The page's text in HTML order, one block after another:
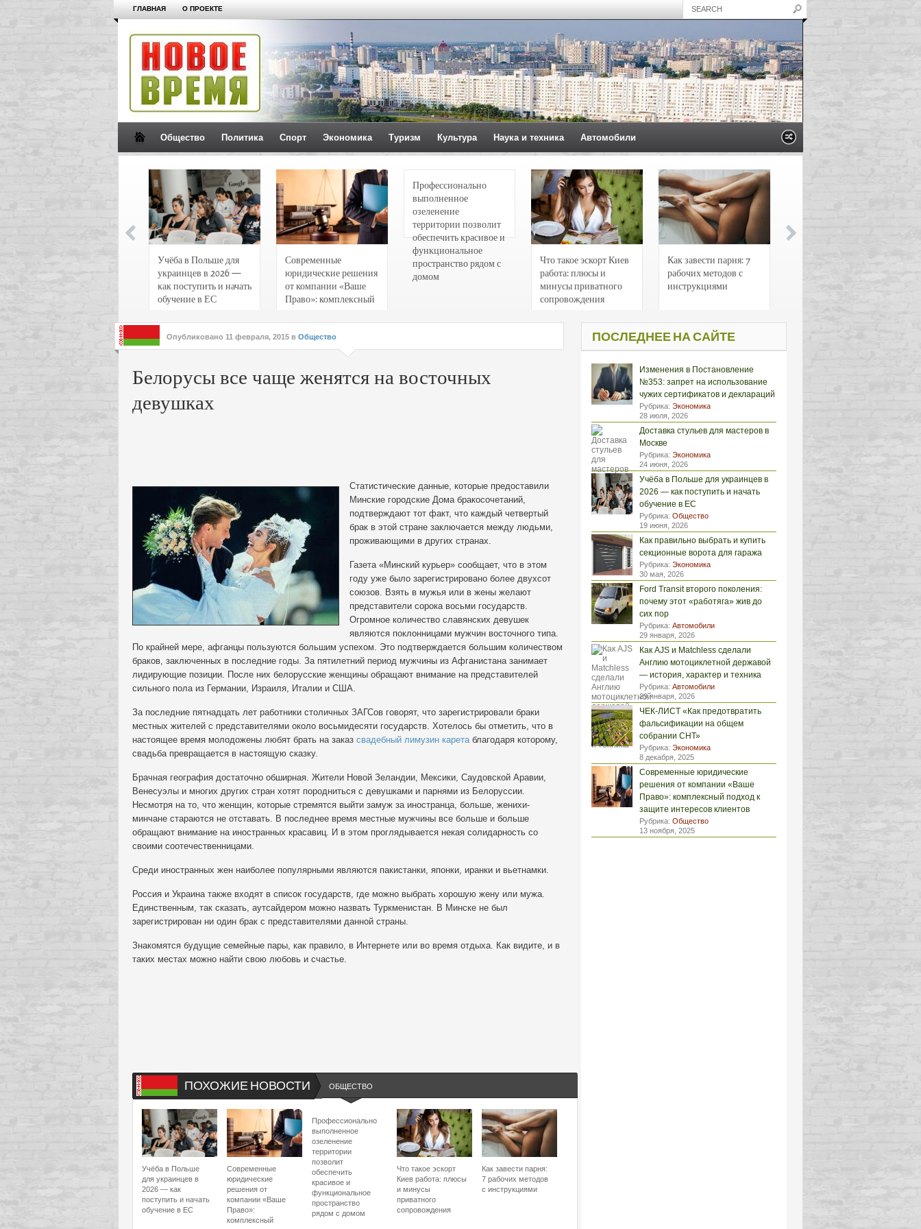
ГЛАВНАЯ О ПРОЕКТЕ
Общество Политика Спорт Экономика Туризм Культура Наука и техника Автомобили
Учёба в Польше для
украинцев в 2026 —
как поступить и начать
обучение в ЕС
Современные
юридические решения
от компании «Ваше
Право»: комплексный
интересов клиентов
Профессионально
выполненное
озеленение
территории позволит
обеспечить красивое и
функциональное
пространство рядом с
домом
Что такое эскорт Киев
работа: плюсы и
минусы приватного
сопровождения
Как завести парня: 7
рабочих методов с
инструкциями
Опубликовано 11 февраля, 2015 в Общество
Белорусы все чаще женятся на восточных
девушках
Статистические данные, которые предоставили
Минские городские Дома бракосочетаний,
подтверждают тот факт, что каждый четвертый
брак в этой стране заключается между людьми,
проживающими в других странах.
Газета «Минский курьер» сообщает, что в этом
году уже было зарегистрировано более двухсот
союзов. Взять в мужья или в жены желают
представители сорока восьми государств.
Огромное количество славянских девушек
являются поклонницами мужчин восточного типа.
По крайней мере, афганцы пользуются большим успехом. Это подтверждается большим количеством
браков, заключенных в последние годы. За пятилетний период мужчины из Афганистана занимает
лидирующие позиции. После них белорусские женщины обращают внимание на представителей
сильного пола из Германии, Израиля, Италии и США.
За последние пятнадцать лет работники столичных ЗАГСов говорят, что зарегистрировали браки
местных жителей с представителями около восьмидесяти государств. Хотелось бы отметить, что в
настоящее время молодожены любят брать на заказ свадебный лимузин каретаблагодаря которому,
свадьба превращается в настоящую сказку.
Брачная география достаточно обширная. Жители Новой Зеландии, Мексики, Саудовской Аравии,
Венесуэлы и многих других стран хотят породниться с девушками и парнями из Белоруссии.
Несмотря на то, что женщин, которые стремятся выйти замуж за иностранца, больше, женихи-
минчане стараются не отставать. В последнее время местные мужчины все больше и больше
обращают внимание на иностранных красавиц. И в этом проглядывается некая солидарность со
своими соотечественницами.
Среди иностранных жен наиболее популярными являются пакистанки, японки, иранки и вьетнамки.
Россия и Украина также входят в список государств, где можно выбрать хорошую жену или мужа.
Единственным, так сказать, аутсайдером можно назвать Туркменистан. В Минске не был
зарегистрирован ни один брак с представителями данной страны.
Знакомятся будущие семейные пары, как правило, в Интернете или во время отдыха. Как видите, и в
таких местах можно найти свою любовь и счастье.
ПОХОЖИЕ НОВОСТИ ОБЩЕСТВО
Учёба в Польше
для украинцев в
2026 — как
поступить и начать
обучение в ЕС
Современные
юридические
решения от
компании «Ваше
Право»:
комплексный
Профессионально
выполненное
озеленение
территории
позволит
обеспечить
красивое и
функциональное
пространство
рядом с домом
Что такое эскорт
Киев работа: плюсы
и минусы
приватного
сопровождения
Как завести парня:
7 рабочих методов
с инструкциями
ПОСЛЕДНЕЕ НА САЙТЕ
Изменения в Постановление
№353: запрет на использование
чужих сертификатов и деклараций
Рубрика: Экономика
28 июля, 2026
Доставка стульев для мастеров в
Москве
Рубрика: Экономика
24 июня, 2026
Учёба в Польше для украинцев в
2026 — как поступить и начать
обучение в ЕС
Рубрика: Общество
19 июня, 2026
Как правильно выбрать и купить
секционные ворота для гаража
Рубрика: Экономика
30 мая, 2026
Ford Transit второго поколения:
почему этот «работяга» жив до
сих пор
Рубрика: Автомобили
29 января, 2026
Как AJS и Matchless сделали
Англию мотоциклетной державой
— история, характер и техника
Рубрика: Автомобили
29 января, 2026
ЧЕК-ЛИСТ «Как предотвратить
фальсификации на общем
собрании СНТ»
Рубрика: Экономика
8 декабря, 2025
Современные юридические
решения от компании «Ваше
Право»: комплексный подход к
защите интересов клиентов
Рубрика: Общество
13 ноября, 2025